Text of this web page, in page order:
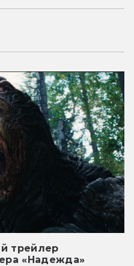
трейлер
«Надежда»